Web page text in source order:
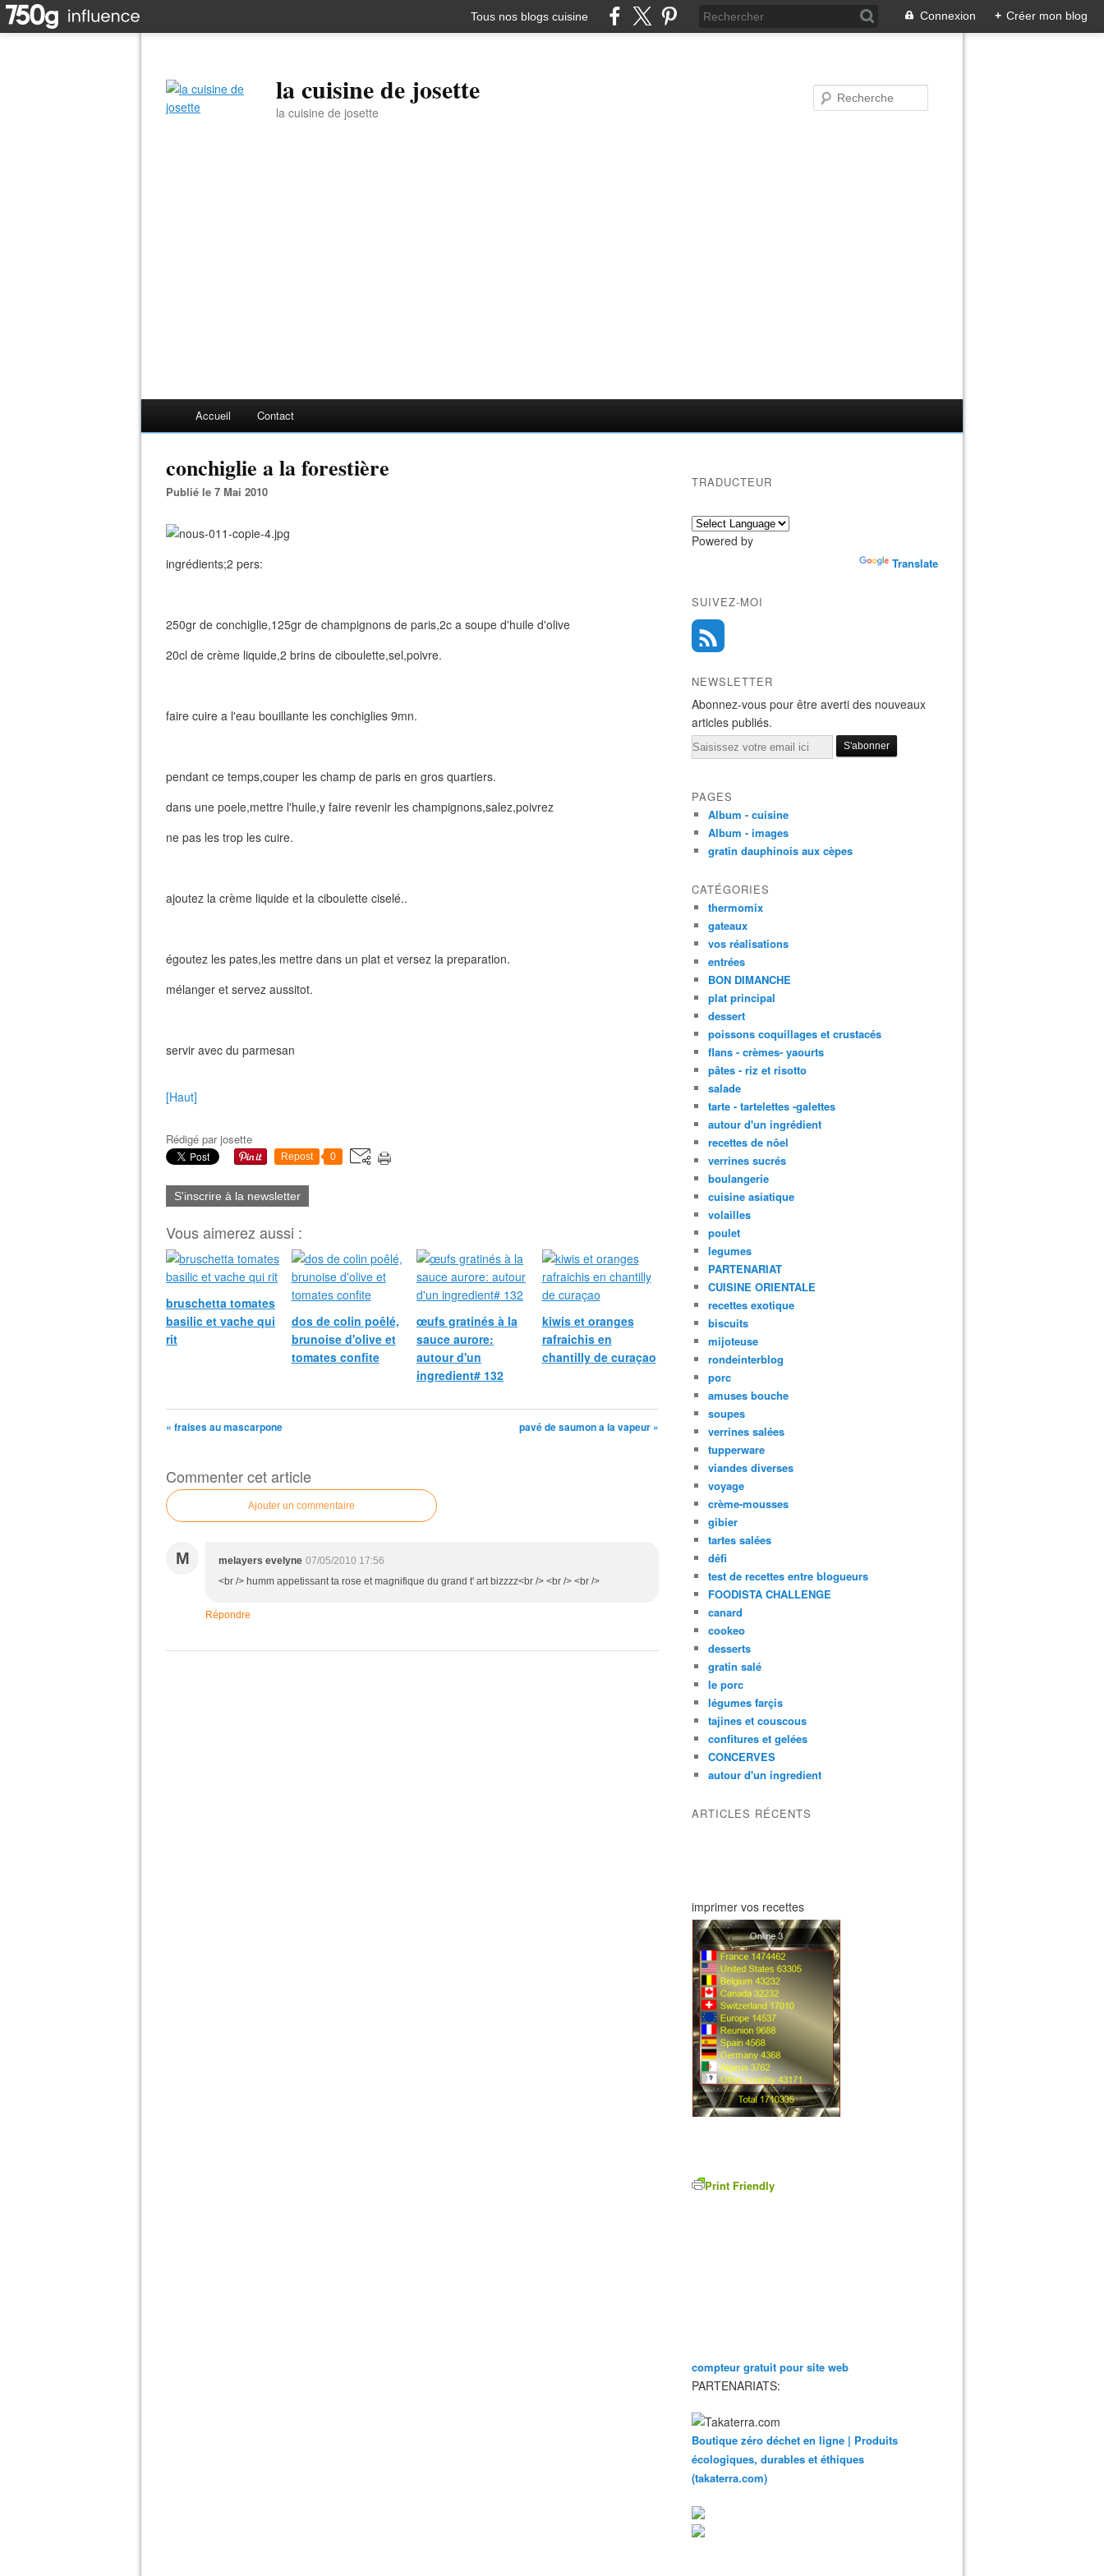
Tous nos blogs cuisine Connexion + Créer mon blog
la cuisine de josette
la cuisine de josette
Accueil Contact
conchiglie a la forestière
Publié le 7 Mai 2010
ingrédients;2 pers:
250gr de conchiglie,125gr de champignons de paris,2c a soupe d'huile d'olive
20cl de crème liquide,2 brins de ciboulette,sel,poivre.
faire cuire a l'eau bouillante les conchiglies 9mn.
pendant ce temps,couper les champ de paris en gros quartiers.
dans une poele,mettre l'huile,y faire revenir les champignons,salez,poivrez
ne pas les trop les cuire.
ajoutez la crème liquide et la ciboulette ciselé..
égoutez les pates,les mettre dans un plat et versez la preparation.
mélanger et servez aussitot.
servir avec du parmesan
[Haut]
Rédigé parjosette
Repost 0
S'inscrire à la newsletter
Vous aimerez aussi :
bruschetta tomates
basilic et vache qui
rit
dos de colin poêlé,
brunoise d'olive et
tomates confite
œufs gratinés à la
sauce aurore:
autour d'un
ingredient# 132
kiwis et oranges
rafraichis en
chantilly de curaçao
« fraises au mascarpone pavé de saumon a la vapeur »
Commenter cet article
Ajouter un commentaire
M melayers evelyne 07/05/2010 17:56
<br /> humm appetissant ta rose et magnifique du grand t' art bizzzz<br /> <br /> <br />
Répondre
TRADUCTEUR
Powered by
Translate
SUIVEZ-MOI
NEWSLETTER
Abonnez-vous pour être averti des nouveaux
articles publiés.
Email
PAGES
Album - cuisine
Album - images
gratin dauphinois aux cèpes
CATÉGORIES
thermomix
gateaux
vos réalisations
entrées
BON DIMANCHE
plat principal
dessert
poissons coquillages et crustacés
flans - crèmes- yaourts
pâtes - riz et risotto
salade
tarte - tartelettes -galettes
autour d'un ingrédient
recettes de nôel
verrines sucrés
boulangerie
cuisine asiatique
volailles
poulet
legumes
PARTENARIAT
CUISINE ORIENTALE
recettes exotique
biscuits
mijoteuse
rondeinterblog
porc
amuses bouche
soupes
verrines salées
tupperware
viandes diverses
voyage
crème-mousses
gibier
tartes salées
défi
test de recettes entre blogueurs
FOODISTA CHALLENGE
canard
cookeo
desserts
gratin salé
le porc
légumes farçis
tajines et couscous
confitures et gelées
CONCERVES
autour d'un ingredient
ARTICLES RÉCENTS
imprimer vos recettes
Print Friendly
compteur gratuit pour site web
PARTENARIATS:
Boutique zéro déchet en ligne | Produits
écologiques, durables et éthiques
(takaterra.com)